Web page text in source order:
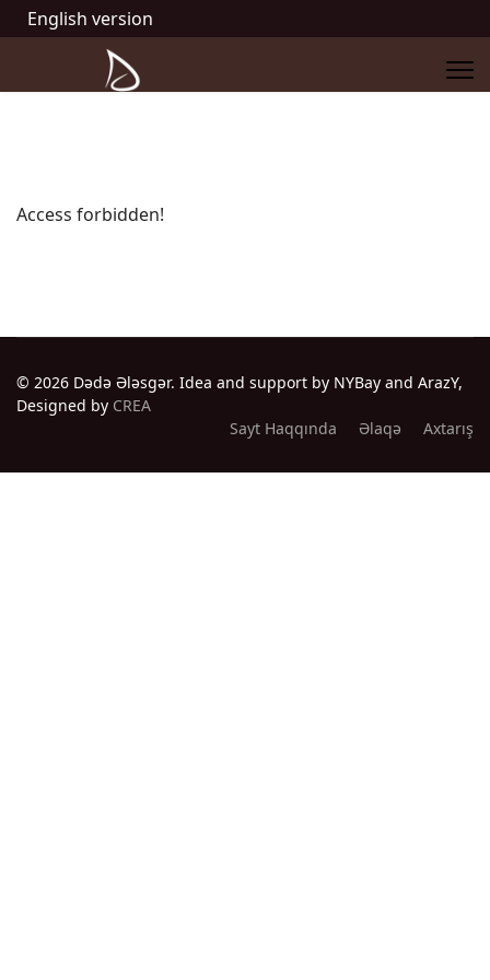
English version
Access forbidden!
© 2026 Dədə Ələsgər. Idea and support by NYBay and ArazY,
Designed by CREA
Sayt Haqqında
Əlaqə Axtarış